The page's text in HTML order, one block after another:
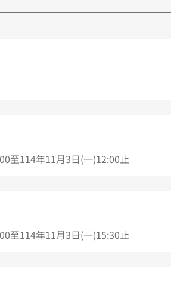
至114年11月3日(一)12:00止
至114年11月3日(一)15:30止